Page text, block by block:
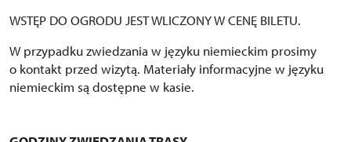
WSTĘP DO OGRODU JEST WLICZONY W CENĘ BILETU.
W przypadku zwiedzania w języku niemieckim prosimy
o kontakt przed wizytą. Materiały informacyjne w języku
niemieckim są dostępne w kasie.